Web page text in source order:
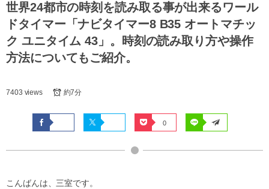
世界24都市の時刻を読み取る事が出来るワール
ドタイマー「ナビタイマー8 B35 オートマチッ
ク ユニタイム 43」。時刻の読み取り方や操作
方法についてもご紹介。
7403 views 約7分
0
こんばんは、三室です。